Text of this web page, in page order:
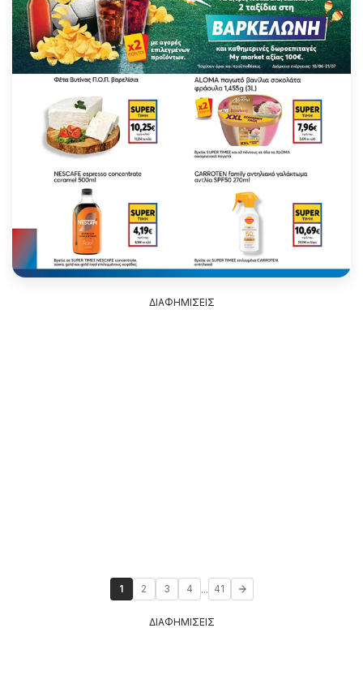
ΔΙΑΦΗΜΙΣΕΙΣ
1 2 3 4 ... 41
ΔΙΑΦΗΜΙΣΕΙΣ